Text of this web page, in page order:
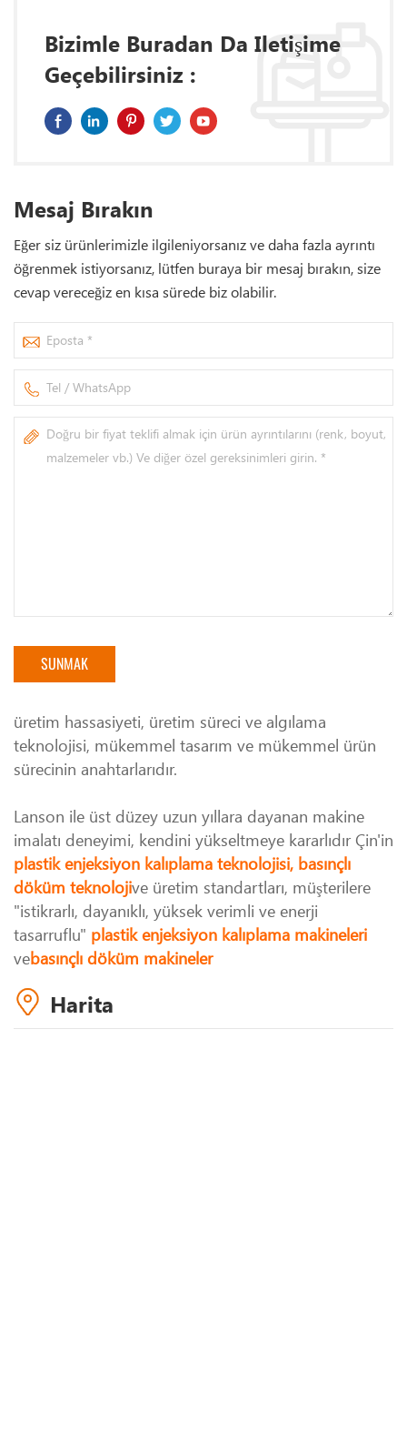
Bizimle Buradan Da Iletişime
Geçebilirsiniz :
Mesaj Bırakın
Eğer siz ürünlerimizle ilgileniyorsanız ve daha fazla ayrıntı
öğrenmek istiyorsanız, lütfen buraya bir mesaj bırakın, size
cevap vereceğiz en kısa sürede biz olabilir.
üretim hassasiyeti, üretim süreci ve algılama
teknolojisi, mükemmel tasarım ve mükemmel ürün
sürecinin anahtarlarıdır.
Lanson ile üst düzey uzun yıllara dayanan makine
imalatı deneyimi, kendini yükseltmeye kararlıdır Çin'in
plastik enjeksiyon kalıplama teknolojisi, basınçlı
döküm teknolojive üretim standartları, müşterilere
"istikrarlı, dayanıklı, yüksek verimli ve enerji
tasarruflu" plastik enjeksiyon kalıplama makineleri
vebasınçlı döküm makineler
Harita